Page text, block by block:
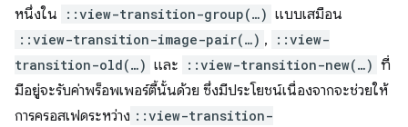
หนึ่งใน
::view-transition-group(…) แบบเสมือน
::view-transition-image-pair(…) ,
::view-
transition-old(…) และ ::view-transition-new(…) ที่
มีอยู่จะรับค่าพร็อพเพอร์ตี้นั้นด้วย ซึ่งมีประโยชน์เนื่องจากจะช่วยให้
การครอสเฟดระหว่าง ::view-transition-